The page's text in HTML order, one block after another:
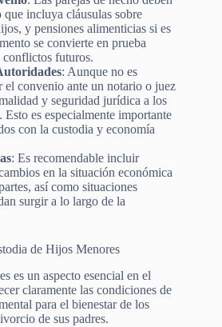
incluya cláusulas sobre
y pensiones alimenticias si es
se convierte en prueba
conflictos futuros.
: Aunque no es
el convenio ante un notario o juez
y seguridad jurídica a los
Esto es especialmente importante
con la custodia y economía
: Es recomendable incluir
en la situación económica
así como situaciones
surgir a lo largo de la
de Hijos Menores
es un aspecto esencial en el
claramente las condiciones de
para el bienestar de los
de sus padres.